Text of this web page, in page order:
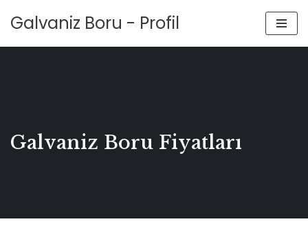
Galvaniz Boru - Profil
Galvaniz Boru Fiyatları